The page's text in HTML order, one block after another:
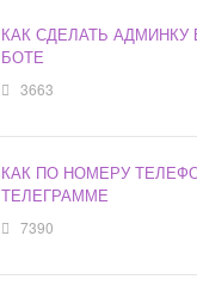
КАК СДЕЛАТЬ АДМИНКУ
БОТЕ
3663
КАК ПО НОМЕРУ
ТЕЛЕГРАММЕ
7390